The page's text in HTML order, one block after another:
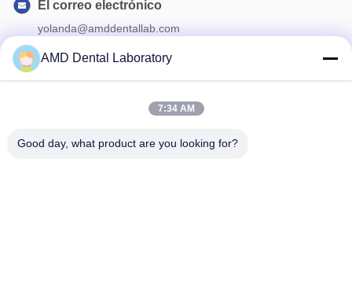
El correo electrónico
yolanda@amddentallab.com
Suscríbete a nuestro boletín para obtener descuentos y más.
AMD Dental Laboratory
7:34 AM
Good day, what product are you looking for?